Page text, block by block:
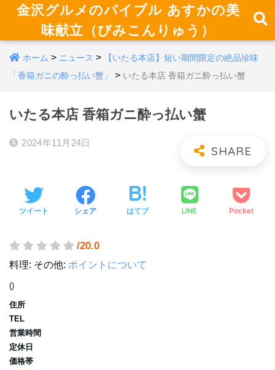
金沢グルメのバイブル あすかの美
味献立（びみこんりゅう）
ホーム > ニュース >
【いたる本店】短い期間限定の絶品珍味
「香箱ガニの酔っ払い蟹」
> いたる本店 香箱ガニ酔っ払い蟹
いたる本店 香箱ガニ酔っ払い蟹
2024年11月24日
ツイート シェア はてブ LINE Pocket
/20.0
料理: その他: ポイントについて
()
住所
TEL
営業時間
定休日
価格帯